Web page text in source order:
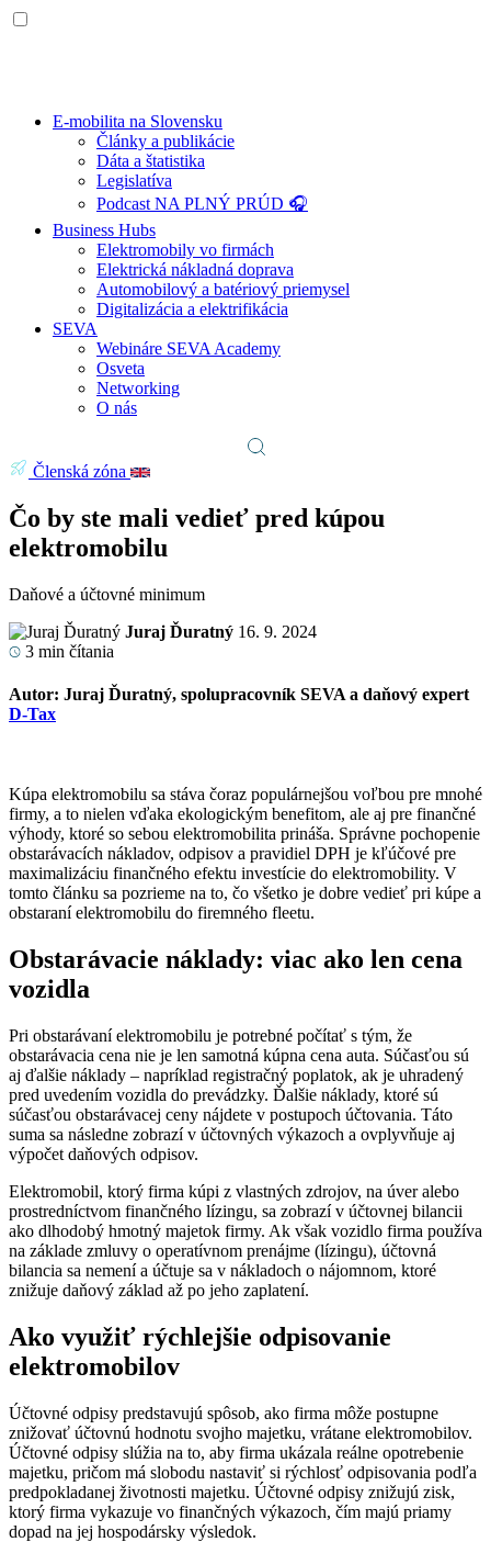
E-mobilita na Slovensku
Články a publikácie
Dáta a štatistika
Legislatíva
Podcast NA PLNÝ PRÚD 🎧
Business Hubs
Elektromobily vo firmách
Elektrická nákladná doprava
Automobilový a batériový priemysel
Digitalizácia a elektrifikácia
SEVA
Webináre SEVA Academy
Osveta
Networking
O nás
Členská zóna
Čo by ste mali vedieť pred kúpou
elektromobilu
Daňové a účtovné minimum
Juraj Ďuratný 16. 9. 2024
3 min čítania
Autor: Juraj Ďuratný, spolupracovník SEVA a daňový expert
D-Tax
Kúpa elektromobilu sa stáva čoraz populárnejšou voľbou pre mnohé
firmy, a to nielen vďaka ekologickým benefitom, ale aj pre finančné
výhody, ktoré so sebou elektromobilita prináša. Správne pochopenie
obstarávacích nákladov, odpisov a pravidiel DPH je kľúčové pre
maximalizáciu finančného efektu investície do elektromobility. V
tomto článku sa pozrieme na to, čo všetko je dobre vedieť pri kúpe a
obstaraní elektromobilu do firemného fleetu.
Obstarávacie náklady: viac ako len cena
vozidla
Pri obstarávaní elektromobilu je potrebné počítať s tým, že
obstarávacia cena nie je len samotná kúpna cena auta. Súčasťou sú
aj ďalšie náklady – napríklad registračný poplatok, ak je uhradený
pred uvedením vozidla do prevádzky. Ďalšie náklady, ktoré sú
súčasťou obstarávacej ceny nájdete v postupoch účtovania. Táto
suma sa následne zobrazí v účtovných výkazoch a ovplyvňuje aj
výpočet daňových odpisov.
Elektromobil, ktorý firma kúpi z vlastných zdrojov, na úver alebo
prostredníctvom finančného lízingu, sa zobrazí v účtovnej bilancii
ako dlhodobý hmotný majetok firmy. Ak však vozidlo firma používa
na základe zmluvy o operatívnom prenájme (lízingu), účtovná
bilancia sa nemení a účtuje sa v nákladoch o nájomnom, ktoré
znižuje daňový základ až po jeho zaplatení.
Ako využiť rýchlejšie odpisovanie
elektromobilov
Účtovné odpisy predstavujú spôsob, ako firma môže postupne
znižovať účtovnú hodnotu svojho majetku, vrátane elektromobilov.
Účtovné odpisy slúžia na to, aby firma ukázala reálne opotrebenie
majetku, pričom má slobodu nastaviť si rýchlosť odpisovania podľa
predpokladanej životnosti majetku. Účtovné odpisy znižujú zisk,
ktorý firma vykazuje vo finančných výkazoch, čím majú priamy
dopad na jej hospodársky výsledok.